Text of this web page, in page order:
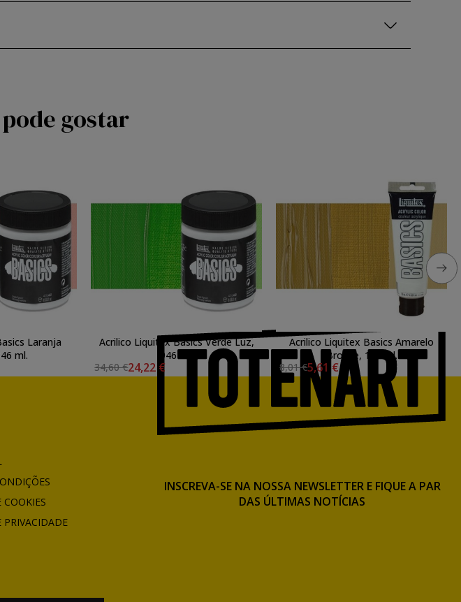
gostar
Laranja
ml.
Acrilico Liquitex Basics Verde Luz,
946 ml.
34,60 €24,22 €
Acrilico Liquitex Basics Amarelo
Bronce, 118 ml.
8,01 €5,61 €
COOKIES
PRIVACIDADE
INSCREVA-SE NA NOSSA NEWSLETTER E FIQUE A PAR
DAS ÚLTIMAS NOTÍCIAS